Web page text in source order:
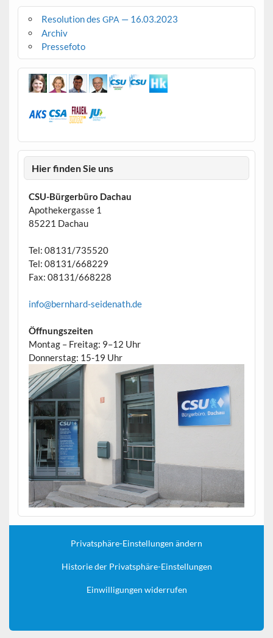
Resolution des GPA — 16.03.2023
Archiv
Pressefoto
Hier finden Sie uns
CSU-Bürgerbüro Dachau
Apothekergasse 1
85221 Dachau
Tel: 08131/735520
Tel: 08131/668229
Fax: 08131/668228
info@bernhard-seidenath.de
Öffnungszeiten
Montag – Freitag: 9–12 Uhr
Donnerstag: 15-19 Uhr
Privatsphäre-Einstellungen ändern
Historie der Privatsphäre-Einstellungen
Einwilligungen widerrufen